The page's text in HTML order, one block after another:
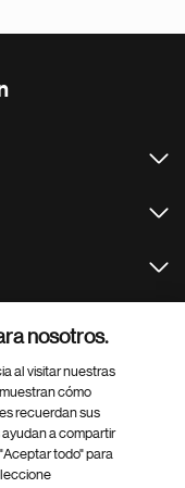
nosotros.
al visitar nuestras
cómo
recuerdan sus
a compartir
todo" para